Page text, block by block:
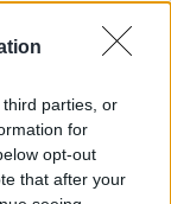
parties, or
for
opt-out
that after your
συμβάλει